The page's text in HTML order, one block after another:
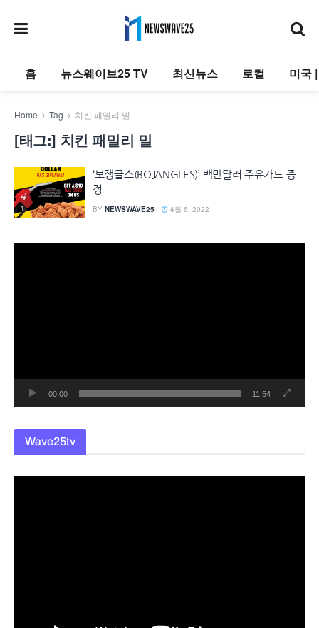
홈 뉴스웨이브25 TV 최신뉴스 로컬 미국
Home Tag 치킨 패밀리 밀
[태그:] 치킨 패밀리 밀
‘보쟁글스(BOJANGLES)’ 백만달러 주유카드 증
정
BY NEWSWAVE25 4월 6, 2022
00:00 11:54
Wave25tv